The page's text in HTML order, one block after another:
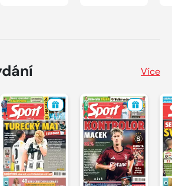
Více